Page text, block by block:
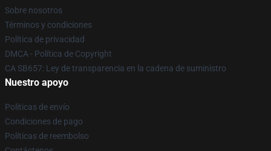
Sobre nosotros
Términos y condiciones
Política de privacidad
DMCA - Política de Copyright
CA SB657: Ley de transparencia en la cadena de suministro
Nuestro apoyo
Políticas de envío
Condiciones de pago
Políticas de reembolso